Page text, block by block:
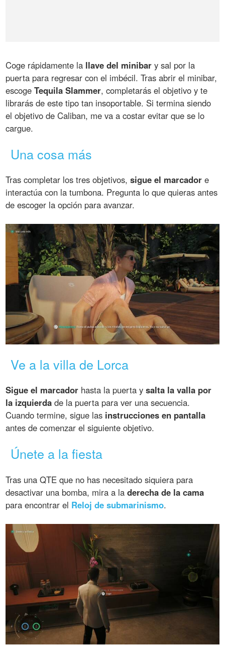
Coge rápidamente la llave del minibar y sal por la
puerta para regresar con el imbécil. Tras abrir el minibar,
escogeTequila Slammer, completarás el objetivo y te
librarás de este tipo tan insoportable. Si termina siendo
el objetivo de Caliban, me va a costar evitar que se lo
cargue.
Una cosa más
Tras completar los tres objetivos,sigue el marcador e
interactúa con la tumbona. Pregunta lo que quieras antes
de escoger la opción para avanzar.
Ve a la villa de Lorca
Sigue el marcador hasta la puerta ysalta la valla por
la izquierda de la puerta para ver una secuencia.
Cuando termine, sigue las instrucciones en pantalla
antes de comenzar el siguiente objetivo.
Únete a la fiesta
Tras una QTE que no has necesitado siquiera para
desactivar una bomba, mira a laderecha de la cama
para encontrar el Reloj de submarinismo.